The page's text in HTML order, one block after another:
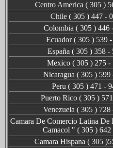
Centro America ( 305 )
Chile ( 305 ) 447 -
Colombia ( 305 ) 446
Ecuador ( 305 ) 539
España ( 305 ) 358 -
Mexico ( 305 ) 275 -
Nicaragua ( 305 ) 599
Peru ( 305 ) 471 -
Puerto Rico ( 305 )
Venezuela ( 305 ) 728
Camara De Comercio Latina De
Camacol " ( 305 ) 642
Camara Hispana ( 305